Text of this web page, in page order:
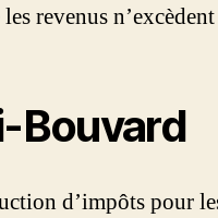
revenus
Bouvard
d’impôts pour